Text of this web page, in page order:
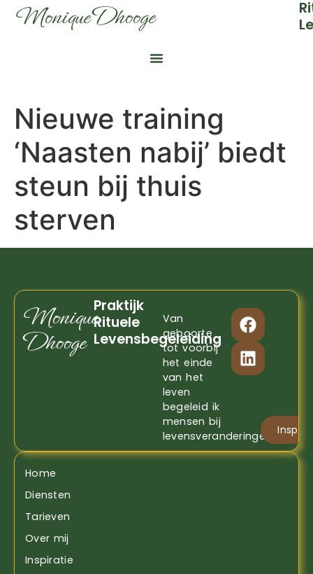
Monique Dhooge
Nieuwe training
‘Naasten nabij’ biedt
steun bij thuis
sterven
Monique
Dhooge
Praktijk
Rituele
Levensbegeleiding
Van
geboorte
tot voorbij
het einde
van het
leven
begeleid ik
mensen bij
levensveranderingen
Home
Diensten
Tarieven
Over mij
Inspiratie